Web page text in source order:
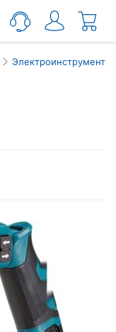
Электроинструмент